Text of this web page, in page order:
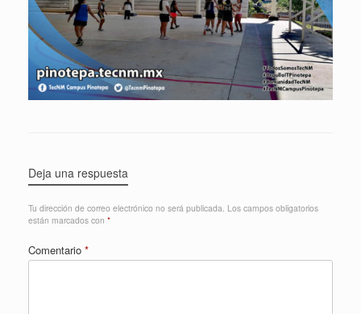
Deja una respuesta
Tu dirección de correo electrónico no será publicada. Los campos obligatorios
están marcados con *
Comentario *